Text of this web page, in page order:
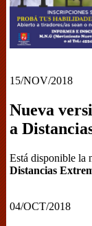
15/NOV/2018
Nueva
a
Está disponible la
Distancias
04/OCT/2018